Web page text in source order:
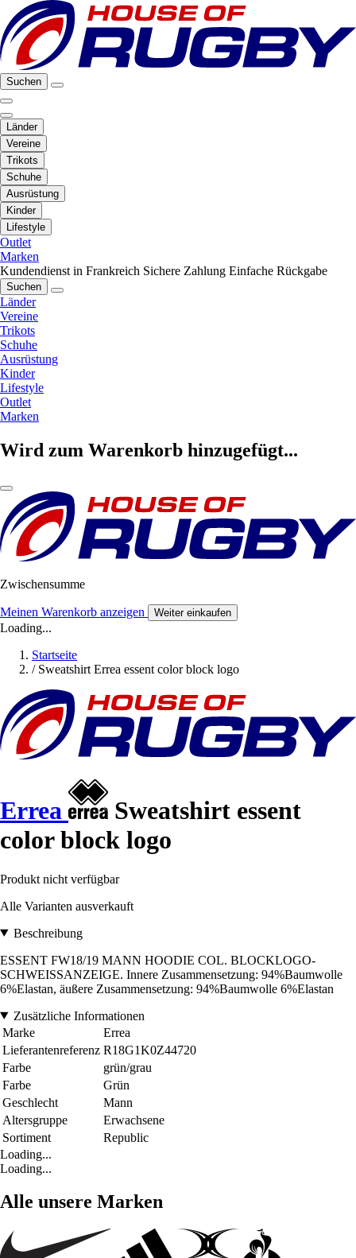
Suchen
Länder
Vereine
Trikots
Schuhe
Ausrüstung
Kinder
Lifestyle
Outlet
Marken
Kundendienst in Frankreich Sichere Zahlung Einfache Rückgabe
Suchen
Länder
Vereine
Trikots
Schuhe
Ausrüstung
Kinder
Lifestyle
Outlet
Marken
Wird zum Warenkorb hinzugefügt...
Zwischensumme
Meinen Warenkorb anzeigen Weiter einkaufen
Loading...
Startseite
/ Sweatshirt Errea essent color block logo
Errea
Sweatshirt essent
color block logo
Produkt nicht verfügbar
Alle Varianten ausverkauft
Beschreibung
ESSENT FW18/19 MANN HOODIE COL. BLOCKLOGO-
SCHWEISSANZEIGE. Innere Zusammensetzung: 94%Baumwolle
6%Elastan, äußere Zusammensetzung: 94%Baumwolle 6%Elastan
Zusätzliche Informationen
Marke
Errea
Lieferantenreferenz R18G1K0Z44720
Farbe
grün/grau
Farbe
Grün
Geschlecht
Mann
Altersgruppe
Erwachsene
Sortiment
Republic
Loading...
Loading...
Alle unsere Marken